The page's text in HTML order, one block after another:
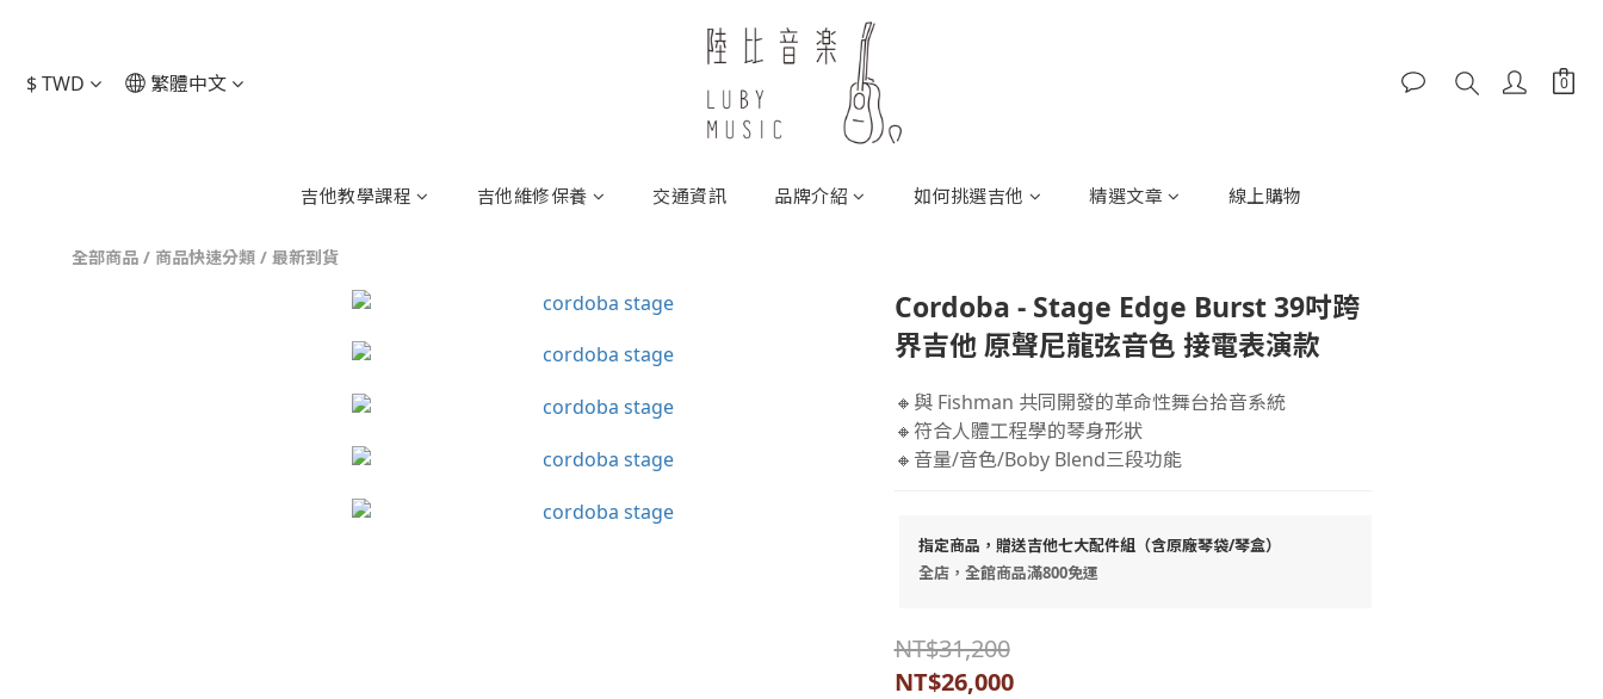
$TWD 繁體中文
吉他教學課程 吉他維修保養 交通資訊 品牌介紹 如何挑選吉他 精選文章 線上購物
全部商品 / 商品快速分類 / 最新到貨
Cordoba - Stage Edge Burst 39吋跨
界吉他 原聲尼龍弦音色 接電表演款
🔸與 Fishman 共同開發的革命性舞台拾音系統
🔸符合人體工程學的琴身形狀
🔸音量/音色/Boby Blend三段功能
指定商品，贈送吉他七大配件組（含原廠琴袋/琴盒）
全店，全館商品滿800免運
NT$31,200
NT$26,000